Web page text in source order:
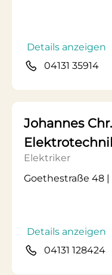
Details anzeigen
04131 35914
Johannes
Elektriker
Goethestraße 48 |
Details anzeigen
04131 128424